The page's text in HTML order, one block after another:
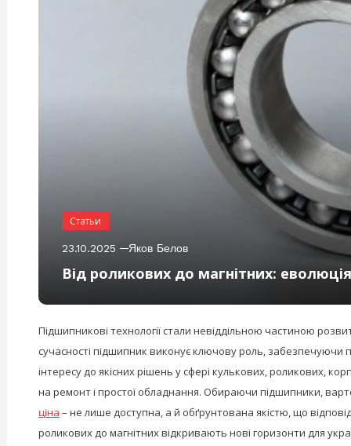
Статьи
23.10.2025 Яков Белов
Від роликових до магнітних:
Підшипникові технології стали невіддільною частиною
сучасності підшипник виконує ключову роль, забезпечуючи
інтересу до якісних рішень у сфері кулькових, роликових,
на ремонт і простої обладнання. Обираючи підшипники,
ціна – не лише доступна, а й обґрунтована якістю, що
роликових до магнітних відкривають нові горизонти для